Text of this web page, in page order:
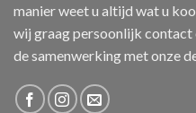
manier weet u altijd wat u
wij graag persoonlijk contact
de samenwerking met onze